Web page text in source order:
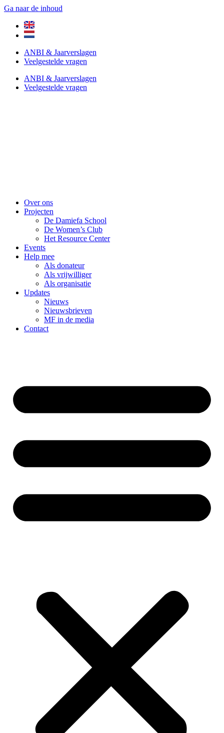
Ga naar de inhoud
ANBI & Jaarverslagen
Veelgestelde vragen
ANBI & Jaarverslagen
Veelgestelde vragen
Over ons
Projecten
De Damiefa School
De Women’s Club
Het Resource Center
Events
Help mee
Als donateur
Als vrijwilliger
Als organisatie
Updates
Nieuws
Nieuwsbrieven
MF in de media
Contact